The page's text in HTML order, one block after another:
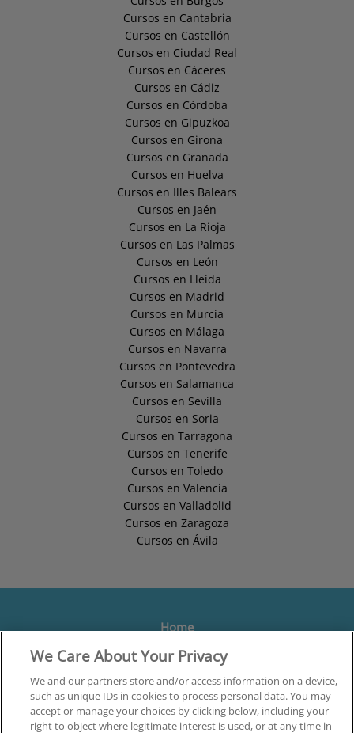
Cursos en Cantabria
Cursos en Castellón
Cursos en Ciudad Real
Cursos en Cáceres
Cursos en Cádiz
Cursos en Córdoba
Cursos en Gipuzkoa
Cursos en Girona
Cursos en Granada
Cursos en Huelva
Cursos en Illes Balears
Cursos en Jaén
Cursos en La Rioja
Cursos en Las Palmas
Cursos en León
Cursos en Lleida
Cursos en Madrid
Cursos en Murcia
Cursos en Málaga
Cursos en Navarra
Cursos en Pontevedra
Cursos en Salamanca
Cursos en Sevilla
Cursos en Soria
Cursos en Tarragona
Cursos en Tenerife
Cursos en Toledo
Cursos en Valencia
Cursos en Valladolid
Cursos en Zaragoza
Cursos en Ávila
Home
Formación
Centros
Orientación
We Care About Your Privacy
We and our partners store and/or access information on a device,
such as unique IDs in cookies to process personal data. You may
accept or manage your choices by clicking below, including your
right to object where legitimate interest is used, or at any time in